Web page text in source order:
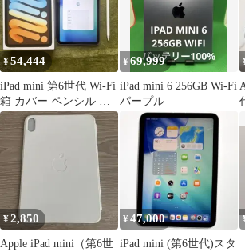
¥54,444
iPad mini 第6世代 Wi-Fi
箱 カバー ペンシル 付
き
¥69,999
iPad mini 6 256GB Wi-Fi
パープル
¥2,850
Apple iPad mini（第6世
¥47,000
iPad mini (第6世代)スタ